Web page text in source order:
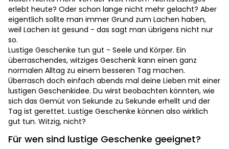
erlebt heute? Oder schon lange nicht mehr gelacht? Aber
eigentlich sollte man immer Grund zum Lachen haben,
weil Lachen ist gesund - das sagt man übrigens nicht nur
so.
Lustige Geschenke tun gut - Seele und Körper. Ein
überraschendes, witziges Geschenk kann einen ganz
normalen Alltag zu einem besseren Tag machen.
Überrasch doch einfach abends mal deine Lieben mit einer
lustigen Geschenkidee. Du wirst beobachten könnten, wie
sich das Gemüt von Sekunde zu Sekunde erhellt und der
Tag ist gerettet. Lustige Geschenke können also wirklich
gut tun. Witzig, nicht?
Für wen sind lustige Geschenke geeignet?